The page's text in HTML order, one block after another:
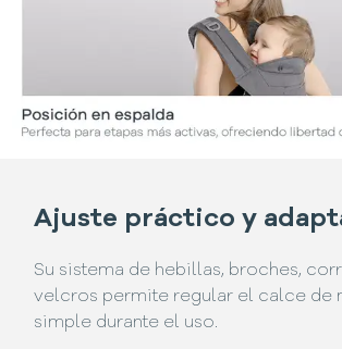
Ajuste práctico y
Su sistema de hebillas, broches,
velcros permite regular el calce de
simple durante el uso.